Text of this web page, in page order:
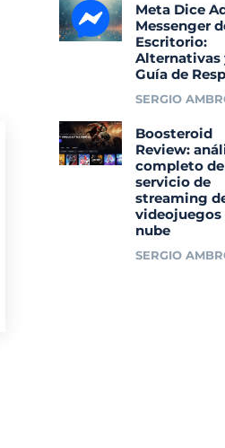
Meta Dice
Messenger
Escritorio:
Alternativas
Guía de
SERGIO
Boosteroid
Review:
completo
servicio de
streaming
videojuegos
nube
SERGIO